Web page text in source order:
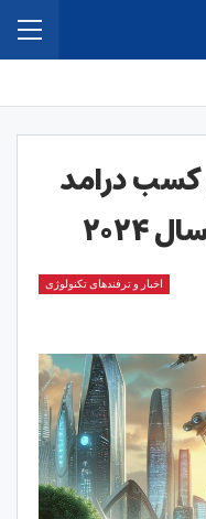
درامد
اخبار و ترفندهای تکنولوژی